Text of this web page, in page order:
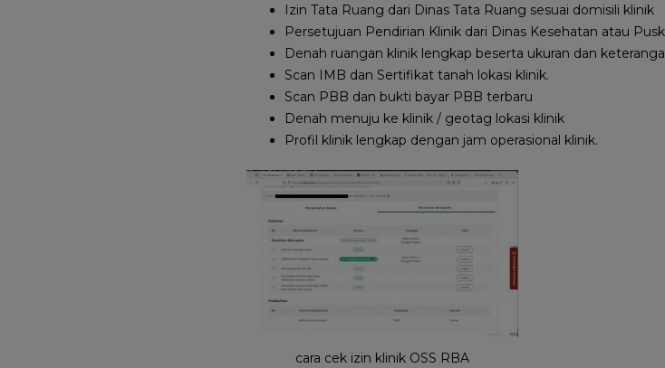
Izin Tata Ruang dari Dinas Tata Ruang sesuai domisili klinik
Persetujuan Pendirian Klinik dari Dinas Kesehatan atau
Denah ruangan klinik lengkap beserta ukuran dan
Scan IMB dan Sertifikat tanah lokasi klinik.
Scan PBB dan bukti bayar PBB terbaru
Denah menuju ke klinik / geotag lokasi klinik
Profil klinik lengkap dengan jam operasional klinik.
cara cek izin klinik OSS RBA